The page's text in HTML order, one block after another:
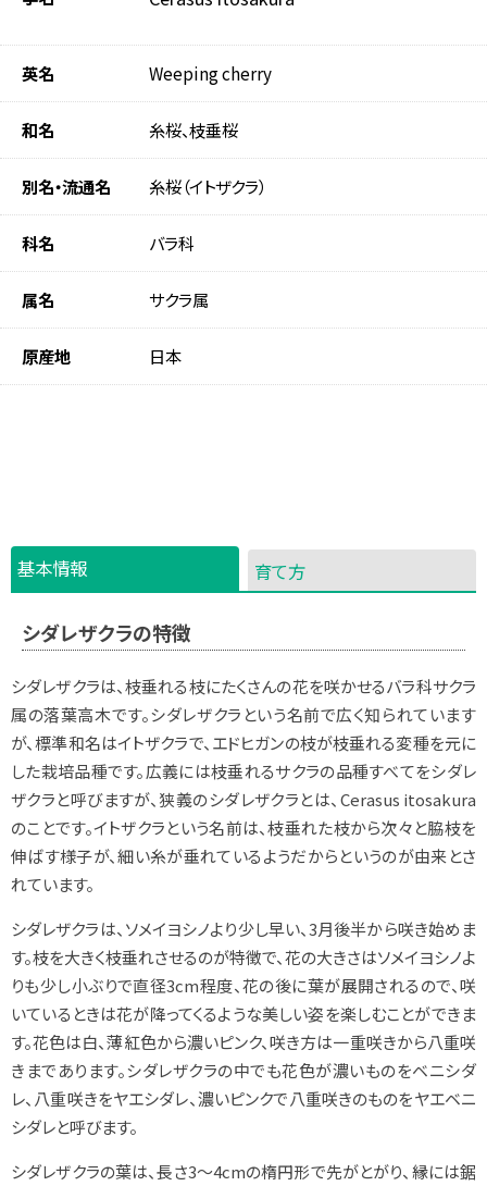
英名 Weeping cherry
和名 糸桜、枝垂桜
別名・流通名 糸桜（イトザクラ）
科名 バラ科
属名 サクラ属
原産地 日本
基本情報 育て方
シダレザクラの特徴
シダレザクラは、枝垂れる枝にたくさんの花を咲かせるバラ科サクラ
属の落葉高木です。シダレザクラという名前で広く知られています
が、標準和名はイトザクラで、エドヒガンの枝が枝垂れる変種を元に
した栽培品種です。広義には枝垂れるサクラの品種すべてをシダレ
ザクラと呼びますが、狭義のシダレザクラとは、 Cerasus itosakura
のことです。イトザクラという名前は、枝垂れた枝から次々と脇枝を
伸ばす様子が、細い糸が垂れているようだからというのが由来とさ
れています。
シダレザクラは、ソメイヨシノより少し早い、3月後半から咲き始めま
す。枝を大きく枝垂れさせるのが特徴で、花の大きさはソメイヨシノよ
りも少し小ぶりで直径3cm程度、花の後に葉が展開されるので、咲
いているときは花が降ってくるような美しい姿を楽しむことができま
す。花色は白、薄紅色から濃いピンク、咲き方は一重咲きから八重咲
きまであります。シダレザクラの中でも花色が濃いものをベニシダ
レ、八重咲きをヤエシダレ、濃いピンクで八重咲きのものをヤエベニ
シダレと呼びます。
シダレザクラの葉は、長さ3～4cmの楕円形で先がとがり、縁には鋸